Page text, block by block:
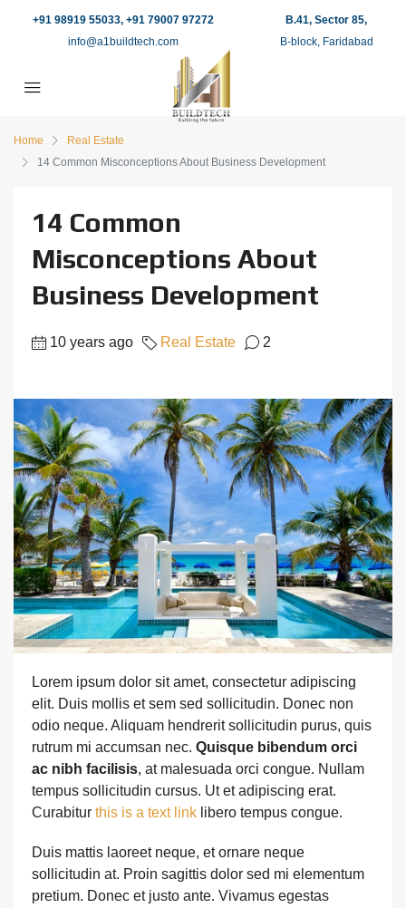
+91 98919 55033, +91 79007 97272
info@a1buildtech.com
B.41, Sector 85,
B-block, Faridabad
Home
Real Estate
14 Common Misconceptions About Business Development
14 Common
Misconceptions About
Business Development
10 years ago Real Estate 2
Lorem ipsum dolor sit amet, consectetur adipiscing
elit. Duis mollis et sem sed sollicitudin. Donec non
odio neque. Aliquam hendrerit sollicitudin purus, quis
rutrum mi accumsan nec. Quisque bibendum orci
ac nibh facilisis, at malesuada orci congue. Nullam
tempus sollicitudin cursus. Ut et adipiscing erat.
Curabitur this is a text link libero tempus congue.
Duis mattis laoreet neque, et ornare neque
sollicitudin at. Proin sagittis dolor sed mi elementum
pretium. Donec et justo ante. Vivamus egestas